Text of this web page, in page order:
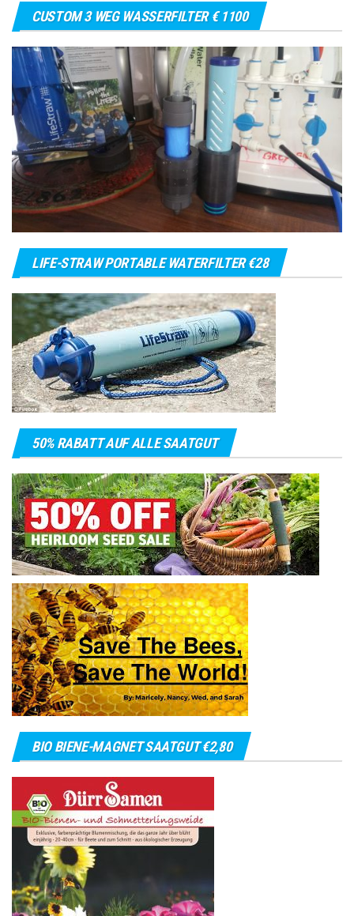
CUSTOM 3 WEG WASSERFILTER € 1100
LIFE-STRAW PORTABLE WATERFILTER €28
50% RABATT AUF ALLE SAATGUT
BIO BIENE-MAGNET SAATGUT €2,80